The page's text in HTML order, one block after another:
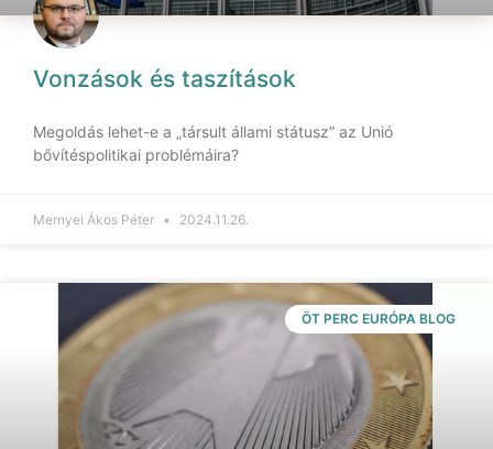
Vonzások és taszítások
Megoldás lehet-e a „társult állami státusz” az Unió
bővítéspolitikai problémáira?
Mernyei Ákos Péter 2024.11.26.
ÖT PERC EURÓPA BLOG